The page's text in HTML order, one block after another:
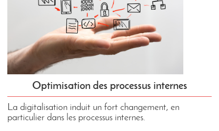
Optimisation des processus internes
La digitalisation induit un fort changement, en
particulier dans les processus internes.